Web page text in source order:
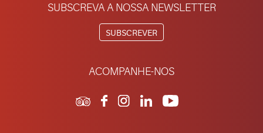
SUBSCREVA A NOSSA NEWSLETTER
SUBSCREVER
ACOMPANHE-NOS